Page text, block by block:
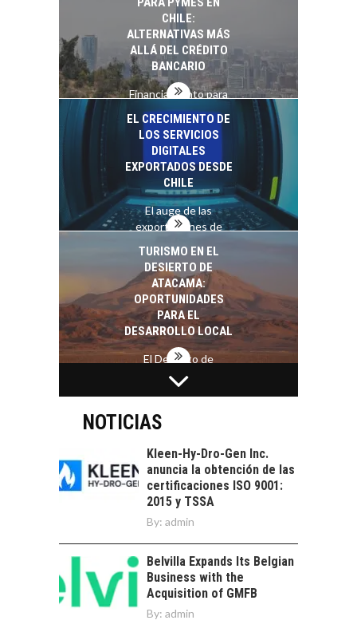
las empresas…
CHILE:
ALTERNATIVAS MÁS
ALLÁ DEL CRÉDITO
BANCARIO
Financiamiento para
pymes en Chile:
alternativas que
trascienden el
crédito…
EL CRECIMIENTO DE
LOS SERVICIOS
DIGITALES
EXPORTADOS DESDE
CHILE
El auge de las
exportaciones de
Chile:…
TURISMO EN EL
DESIERTO DE
ATACAMA:
OPORTUNIDADES
PARA EL
DESARROLLO LOCAL
El Desierto de
Atacama: Motor
Estratégico para el
LA INDUSTRIA
MINERA CHILENA
FRENTE AL DESAFÍO
SOSTENIBILIDAD
Minería chilena: un
pilar estratégico ante
el reto ineludible de…
CAPITAL DE RIESGO
OPORTUNIDADES
PARA STARTUPS Y
NUEVOS NEGOCIOS
Capital de riesgo en
NOTICIAS
Kleen-Hy-Dro-Gen Inc.
anuncia la obtención de las
certificaciones ISO 9001:
2015 y TSSA
By: admin
Belvilla Expands Its Belgian
Business with the
Acquisition of GMFB
By: admin